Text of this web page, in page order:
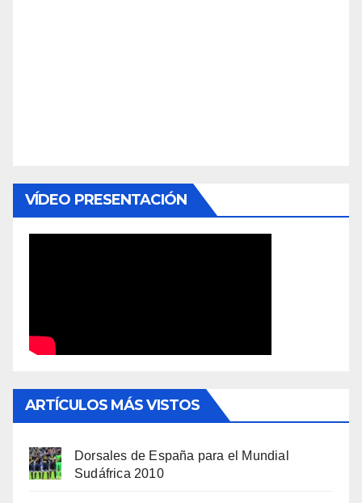
VÍDEO PRESENTACIÓN
ARTÍCULOS MÁS VISTOS
Dorsales de España para el Mundial
Sudáfrica 2010